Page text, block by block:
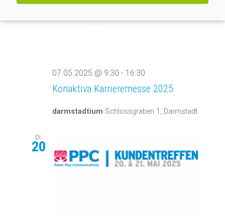
07.05.2025 @ 9:30 - 16:30
Konaktiva Karrieremesse 2025
darmstadtium Schlossgraben 1, Darmstadt
DI.
20